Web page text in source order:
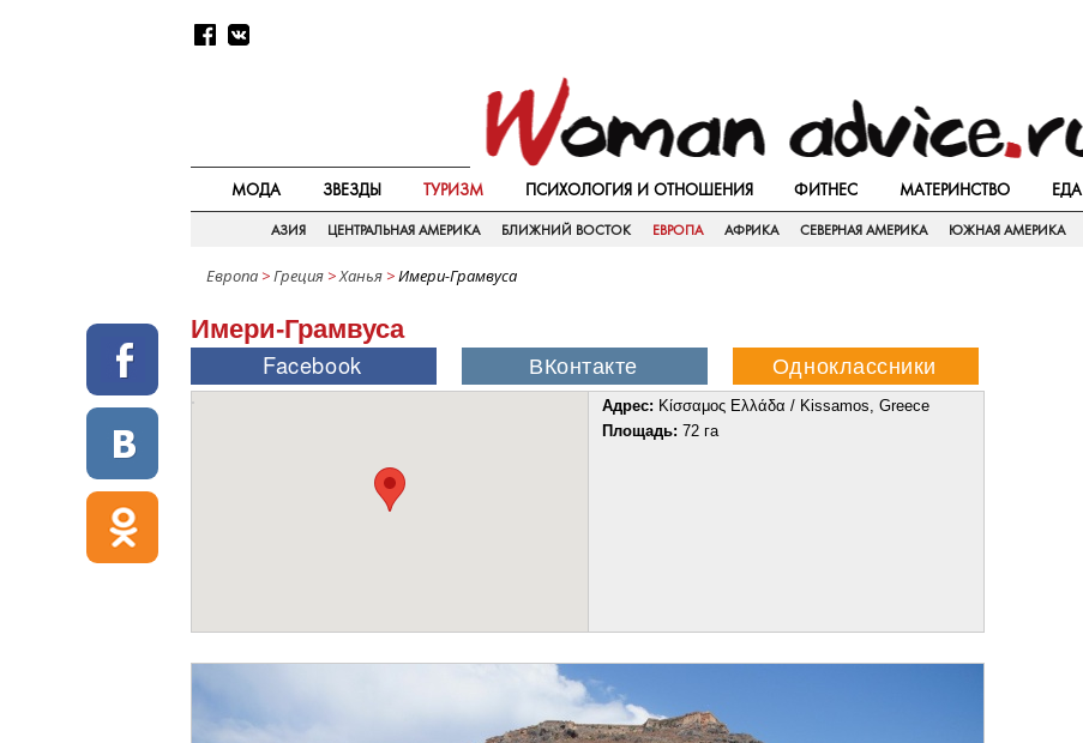
МОДА ЗВЕЗДЫ ТУРИЗМ ПСИХОЛОГИЯ И ОТНОШЕНИЯ ФИТНЕС МАТЕРИНСТВО ЕДА
АЗИЯ ЦЕНТРАЛЬНАЯ АМЕРИКА БЛИЖНИЙ ВОСТОК ЕВРОПА АФРИКА СЕВЕРНАЯ АМЕРИКА ЮЖНАЯ АМЕРИКА
Европа >Греция >Ханья >Имери-Грамвуса
Имери-Грамвуса
Адрес: Κίσσαμος Ελλάδα / Kissamos, Greece
Площадь: 72 га